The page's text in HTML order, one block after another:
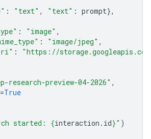
: "text" , "text" : prompt},
: "image" ,
: "image/jpeg" ,
:
"https://
research-preview-04-2026" ,
=True
started: {interaction . id}" )